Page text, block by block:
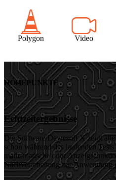
Polygon Video
HÖHEPUNKTE
Echtzeitergebnisse
Die Software Dewesoft X zeigt
schon während des laufenden
mathematische oder
Nachverarbeitung zur Anwendung